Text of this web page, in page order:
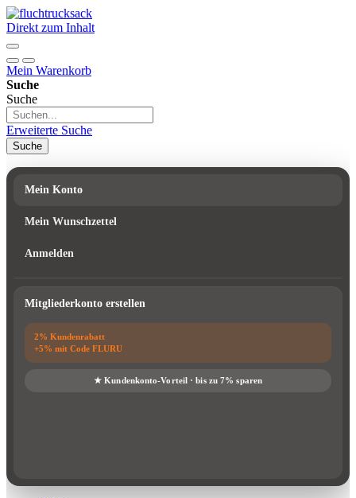
Direkt zum Inhalt
Mein Warenkorb
Suche
Suche
Erweiterte Suche
Suche
Mein Konto
Mein Wunschzettel
Anmelden
Mitgliederkonto erstellen